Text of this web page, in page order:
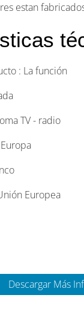
estan
: La función
TV - radio
Europa
Europea
Descargar Más